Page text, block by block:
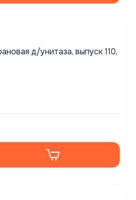
д/унитаза, выпуск 110,